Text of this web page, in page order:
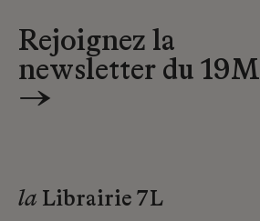
Rejoignez la
newsletter du 19M
→
la Librairie 7L